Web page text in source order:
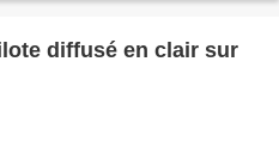
diffusé en clair sur